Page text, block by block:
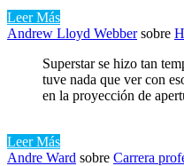
Leer Más
Andrew Lloyd Webbersobre
Superstar se hizo tan
tuve nada que ver con
en la proyección de
Leer Más
Andre Ward sobre Carrera